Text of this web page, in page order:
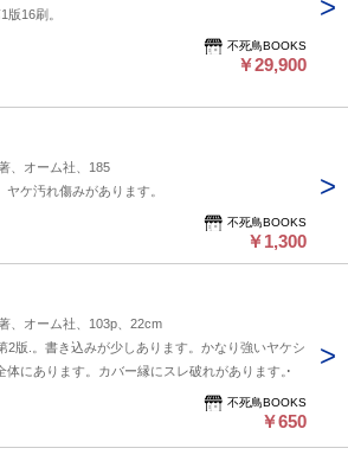
版16刷。
不死鳥BOOKS
￥29,900
、オーム社、185
ヤケ汚れ傷みがあります。
不死鳥BOOKS
￥1,300
、オーム社、103p、22cm
2版.。書き込みが少しあります。かなり強いヤケシ
体にあります。カバー縁にスレ破れがあります。
不死鳥BOOKS
￥650